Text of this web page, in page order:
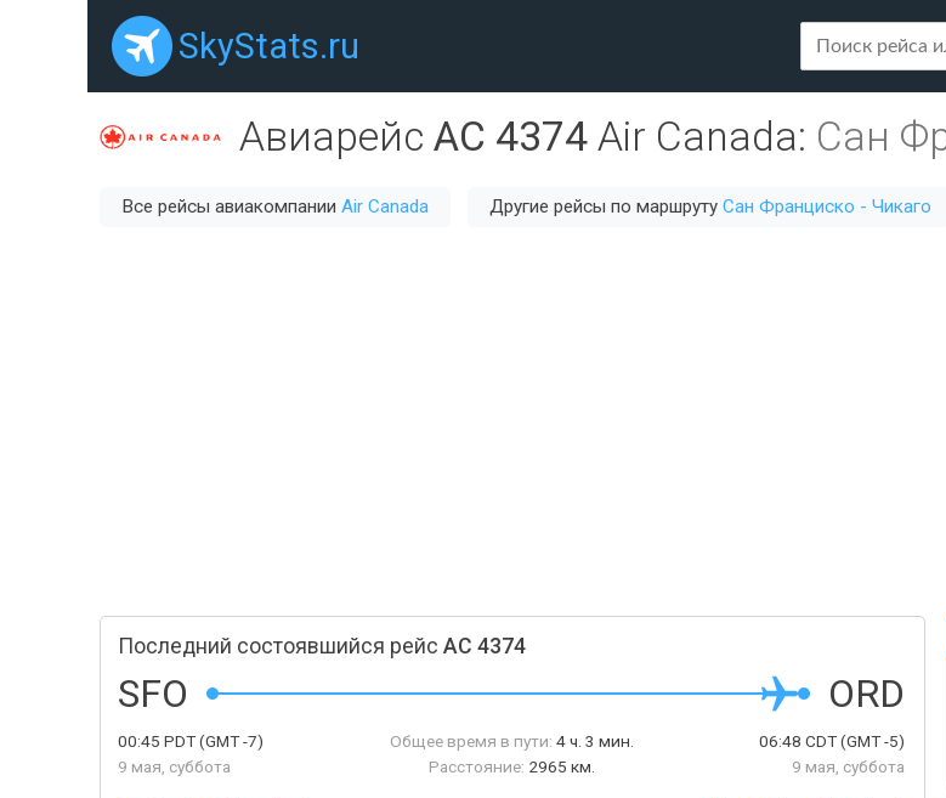
SkyStats.ru
Авиарейс AC 4374 Air Canada: Сан
Все рейсы авиакомпании Air Canada Другие рейсы по маршруту Сан Франциско - Чикаго
Последний состоявшийся рейс AC 4374
SFO ORD
00:45 PDT(GMT -7)
9 мая, суббота
Общее время в пути: 4 ч. 3 мин.
Расстояние: 2965 км.
06:48 CDT(GMT -5)
9 мая, суббота